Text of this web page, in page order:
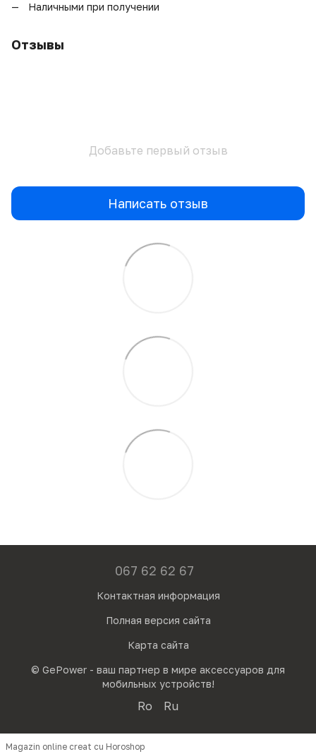
Наличными при получении
Отзывы
Добавьте первый отзыв
Написать отзыв
067 62 62 67
Контактная информация
Полная версия сайта
Карта сайта
© GePower - ваш партнер в мире аксессуаров для
мобильных устройств!
Ro Ru
Magazin online creat cu Horoshop